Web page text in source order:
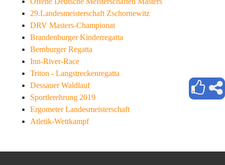
29.Landesmeisterschaft Zschornewitz
DRV Masters-Championat
Brandenburger Kinderregatta
Bernburger Regatta
Inn-River-Race
Triton - Langstreckenregatta
Dessauer Waldlauf
Sportlerehrung 2019
Ergometer Landesmeisterschaft
Atletik-Wettkampf